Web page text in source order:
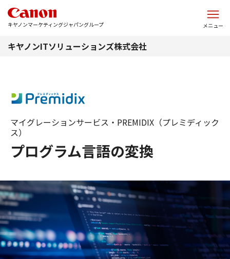
キヤノンマーケティングジャパングループ メニュー
キヤノンITソリューションズ株式会社
プログラム言語の変換
マイグレーションサービス・PREMIDIX（プレミディック
ス）